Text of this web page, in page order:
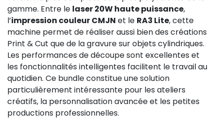
gamme. Entre le laser 20W haute puissance,
l’impression couleur CMJN et le RA3 Lite, cette
machine permet de réaliser aussi bien des créations
Print & Cut que de la gravure sur objets cylindriques.
Les performances de découpe sont excellentes et
les fonctionnalités intelligentes facilitent le travail au
quotidien. Ce bundle constitue une solution
particulièrement intéressante pour les ateliers
créatifs, la personnalisation avancée et les petites
productions professionnelles.